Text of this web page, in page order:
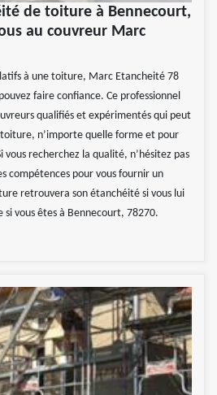
de toiture à Bennecourt,
au couvreur Marc
à une toiture, Marc Etancheité 78
faire confiance. Ce professionnel
qualifiés et expérimentés qui peut
n’importe quelle forme et pour
recherchez la qualité, n’hésitez pas
compétences pour vous fournir un
retrouvera son étanchéité si vous lui
vous êtes à Bennecourt, 78270.